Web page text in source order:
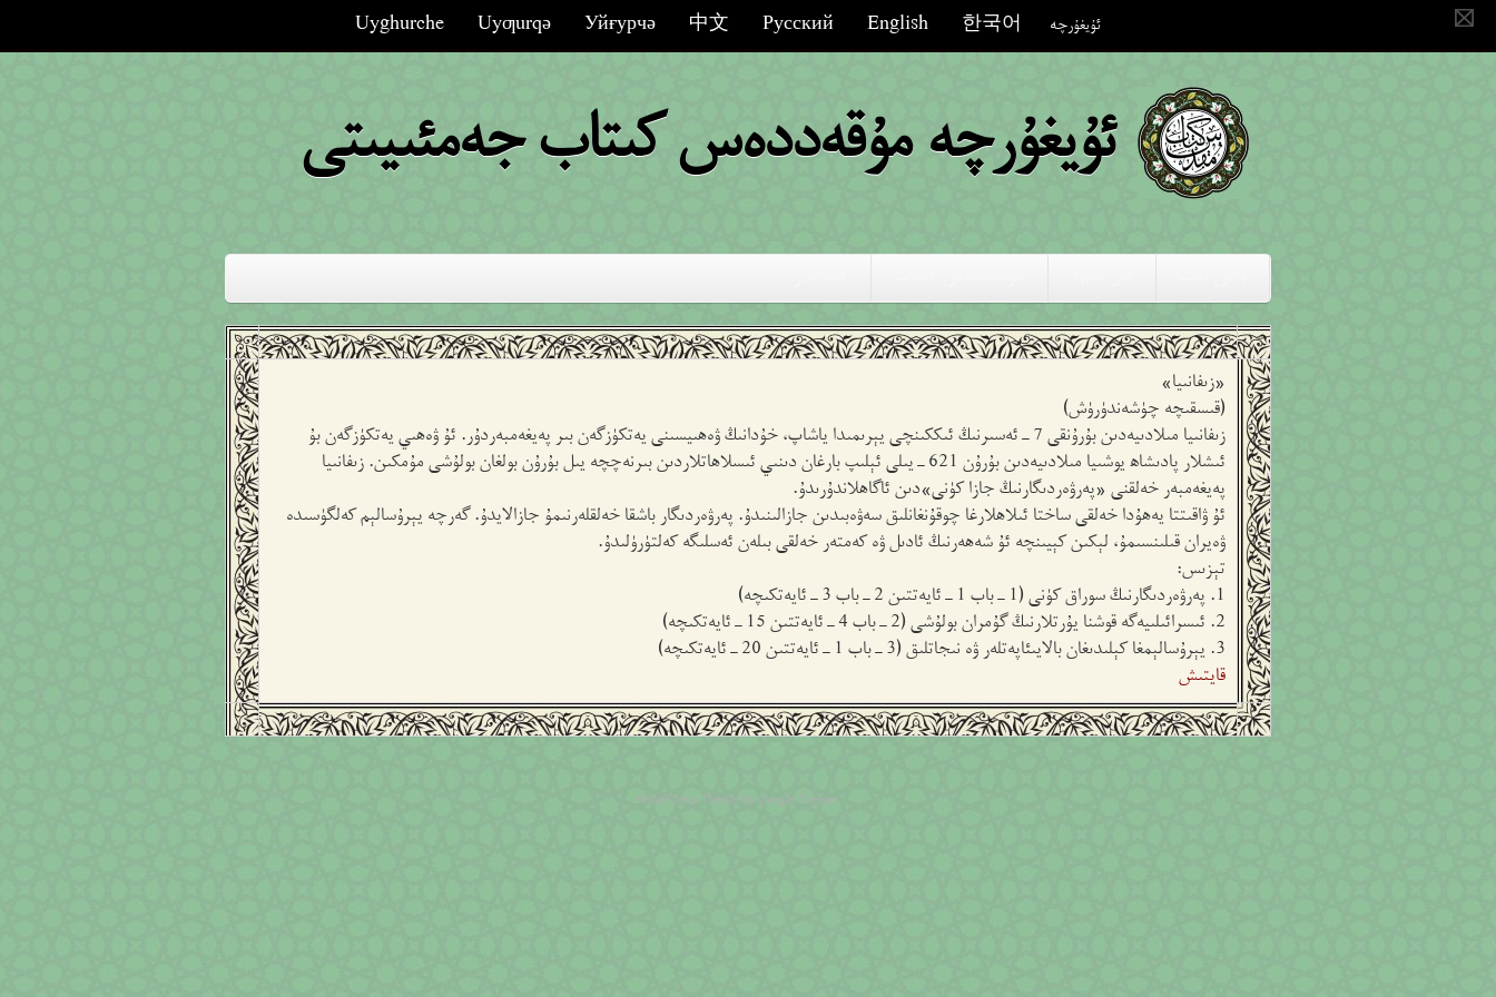
ئۇيغۇرچە Uyghurche Uyƣurqә Уйғурчә 中文 Русский English 한국어
ئۇيغۇرچە مۇقەددەس كىتاب جەمئىيىتى
«زىفانىيا»
(قىسقىچە چۈشەندۈرۈش)
زىفانىيا مىلادىيەدىن بۇرۇنقى 7-ئەسىرنىڭ ئىككىنچى يېرىمىدا ياشاپ، خۇدانىڭ ۋەھىيسىنى يەتكۈزگەن بىر پەيغەمبەردۇر. ئۇ ۋەھىي يەتكۈزگەن بۇ
ئىشلار پادىشاھ يوشىيا مىلادىيەدىن بۇرۇن 621-يىلى ئېلىپ بارغان دىنىي ئىسلاھاتلاردىن بىرنەچچە يىل بۇرۇن بولغان بولۇشى مۇمكىن. زىفانىيا
پەيغەمبەر خەلقنى «پەرۋەردىگارنىڭ جازا كۈنى»دىن ئاگاھلاندۇرىدۇ.
ئۇ ۋاقىتتا يەھۇدا خەلقى ساختا ئىلاھلارغا چوقۇنغانلىق سەۋەبىدىن جازالىنىدۇ. پەرۋەردىگار باشقا خەلقلەرنىمۇ جازالايدۇ. گەرچە يېرۇسالېم كەلگۈسىدە
ۋەيران قىلىنسىمۇ، لېكىن كېيىنچە ئۇ شەھەرنىڭ ئادىل ۋە كەمتەر خەلقى بىلەن ئەسلىگە كەلتۈرۈلىدۇ.
تېزىس:
1. پەرۋەردىگارنىڭ سوراق كۈنى (1‏-باب 1-ئايەتتىن 2-باب 3-ئايەتكىچە)
2. ئىسرائىلىيەگە قوشنا يۇرتلارنىڭ گۇمران بولۇشى (2‏‏-باب 4-ئايەتتىن 15-ئايەتكىچە)
3. يېرۇسالېمغا كېلىدىغان بالايىئاپەتلەر ۋە نىجاتلىق (3‏-باب 1-ئايەتتىن 20-ئايەتكىچە)
قايتىش
WordPress Theme by Simple Themes